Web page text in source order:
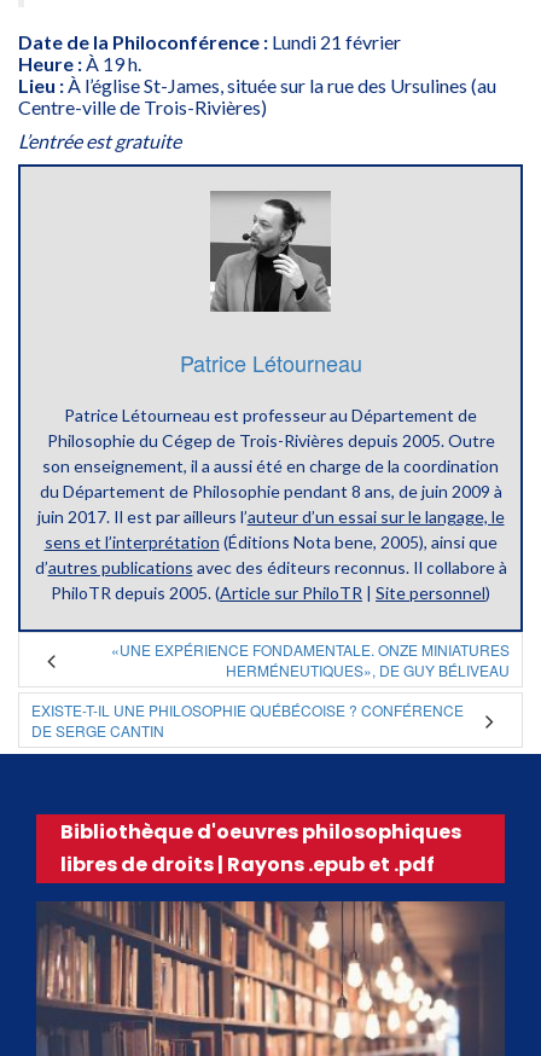
Date de la Philoconférence : Lundi 21 février
Heure :À 19 h.
Lieu :À l’église St-James, située sur la rue des Ursulines (au
Centre-ville de Trois-Rivières)
L’entrée est gratuite
Patrice Létourneau
Patrice Létourneau est professeur au Département de
Philosophie du Cégep de Trois-Rivières depuis 2005. Outre
son enseignement, il a aussi été en charge de la coordination
du Département de Philosophie pendant 8 ans, de juin 2009 à
juin 2017. Il est par ailleurs l’auteur d’un essai sur le langage, le
sens et l’interprétation (Éditions Nota bene, 2005), ainsi que
d’autres publications avec des éditeurs reconnus. Il collabore à
PhiloTR depuis 2005. (Article sur PhiloTR | Site personnel)
«UNE EXPÉRIENCE FONDAMENTALE. ONZE MINIATURES
HERMÉNEUTIQUES», DE GUY BÉLIVEAU
EXISTE-T-IL UNE PHILOSOPHIE QUÉBÉCOISE ? CONFÉRENCE
DE SERGE CANTIN
Bibliothèque d'oeuvres philosophiques
libres de droits | Rayons .epub et .pdf